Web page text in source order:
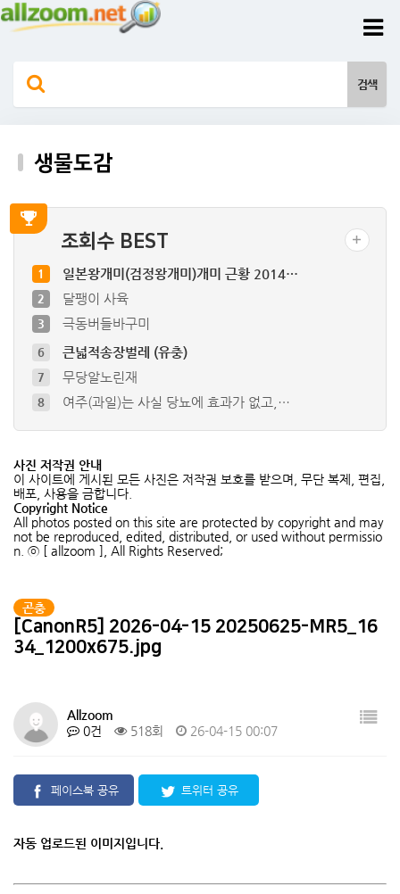
생물도감
조회수 BEST
큰넓적송장벌레 (유충)
무당알노린재
여주(과일)는 사실 당뇨에 효과가 없고,…
4 청솔귀뚜라미
5 참긴더듬이잎벌레
6 큰넓적송장벌레 (유충)
1 일본왕개미(검정왕개미)개미 근황 2014…
2 달팽이 사육
3 극동버들바구미
사진 저작권 안내
이 사이트에 게시된 모든 사진은 저작권 보호를 받으며, 무단 복제, 편집,
배포, 사용을 금합니다.
Copyright Notice
All photos posted on this site are protected by copyright and may
not be reproduced, edited, distributed, or used without permissio
n. ⓒ [ allzoom ], All Rights Reserved;
곤충
[CanonR5] 2026-04-15 20250625-MR5_16
34_1200x675.jpg
Allzoom
0건
518회 26-04-15 00:07
페이스북 공유 트위터 공유
자동 업로드된 이미지입니다.